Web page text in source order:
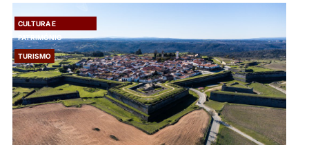
CULTURA E
PATRIMÓNIO
TURISMO